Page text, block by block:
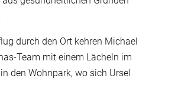
durch den Ort kehren Michael
Team mit einem Lächeln im
den Wohnpark, wo sich Ursel